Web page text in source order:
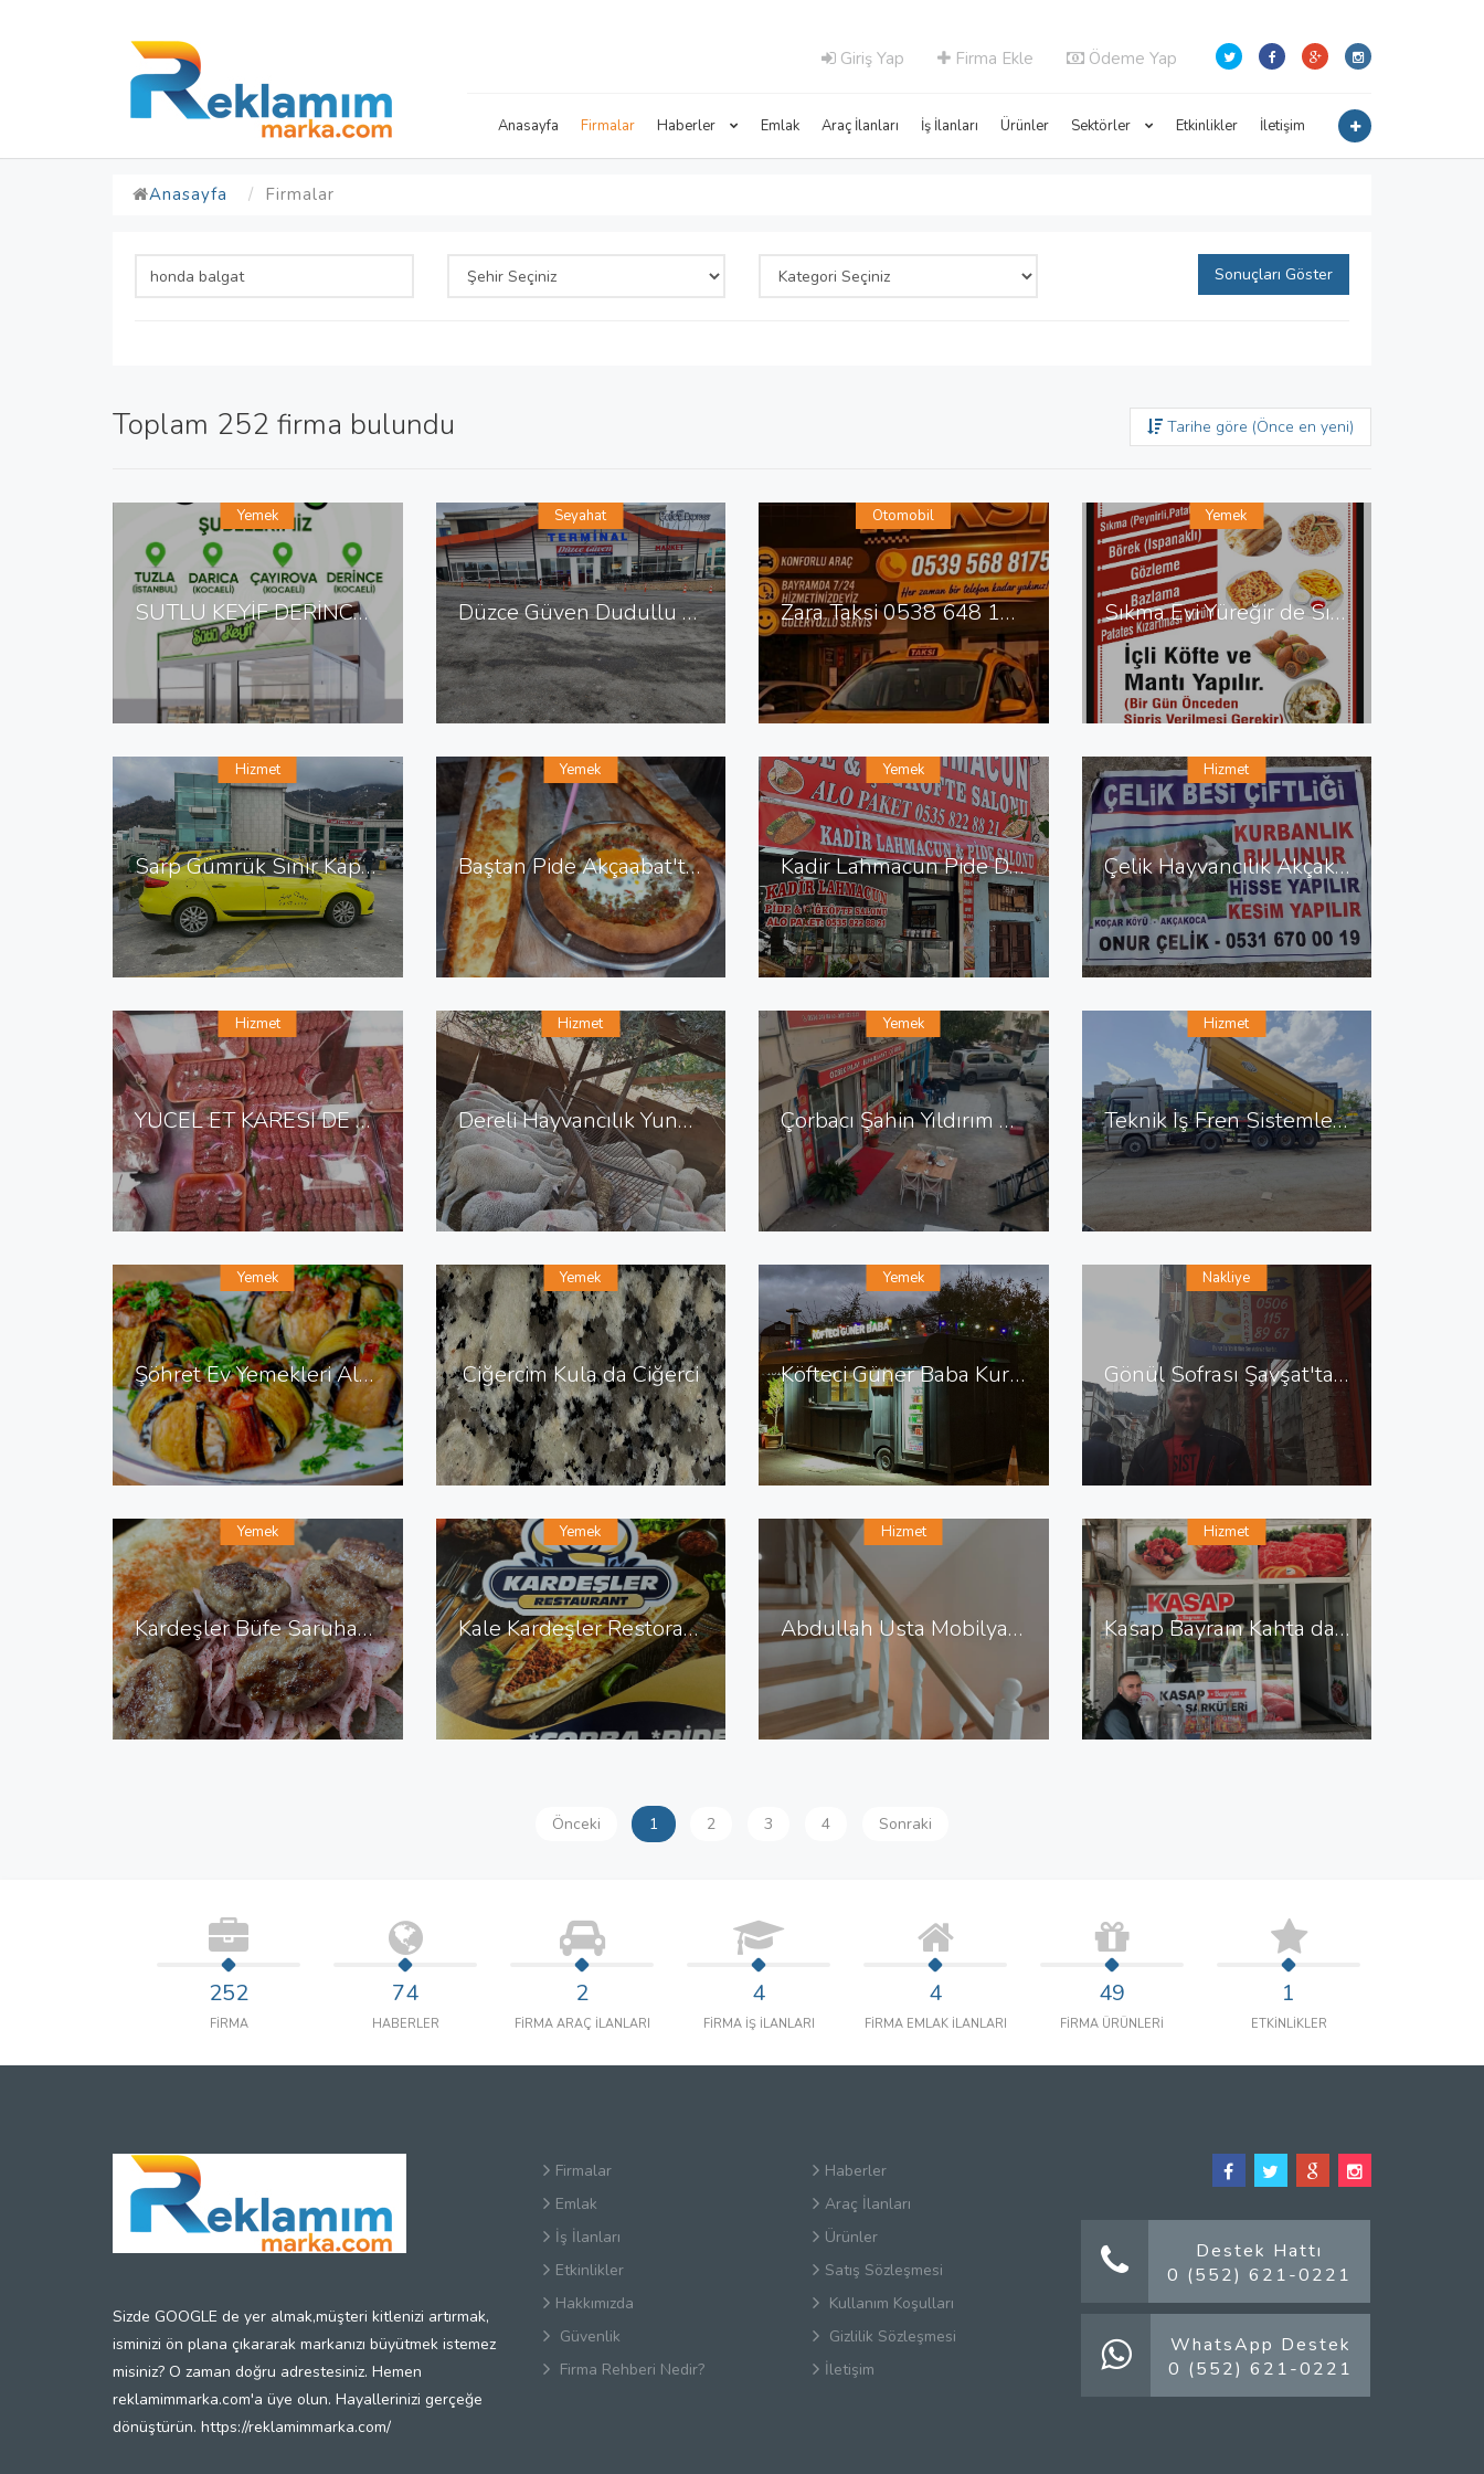
Giriş Yap Firma Ekle Ödeme Yap
Anasayfa Firmalar Haberler Emlak Araç İlanları İş İlanları Ürünler Sektörler Etkinlikler İletişim
Anasayfa Firmalar
Sonuçları Göster
Toplam 252 firma bulundu Tarihe göre (Önce en yeni)
SÜTLÜ KEYİF DERİNCE DE TATLI SALONU
Yemek
Düzce Güven Dudullu Terminali
Seyahat
Zara Taksi 0538 648 12 87 Zara da Taksi
Otomobil
Sıkma Evi Yüreğir de Sıkma Evi
Yemek
Sarp Gümrük Sınır Kapısı Taksi Sarp Sınır Kapısı En Yakın Taksi
Hizmet
Baştan Pide Akçaabat'ta Pide Salonu
Yemek
Kadir Lahmacun Pide Döner Salonu Yenişehir de Lahmacun Pide
Yemek
Çelik Hayvancılık Akçakoca da Hayvancılık Besicilik
Hizmet
YÜCEL ET KARESİ DE ET KASAP
Hizmet
Dereli Hayvancılık Yunus Emre de Hayvancılık Besicilik
Hizmet
Çorbacı Şahin Yıldırım da Çorbacı
Yemek
Teknik İş Fren Sistemleri Erkan Usta Ostim de Fren Tamiri
Hizmet
Şöhret Ev Yemekleri Altınordu da Ev Yemekleri
Yemek
Ciğercim Kula da Ciğerci
Yemek
Köfteci Güner Baba Kurtköy de Köfteci
Yemek
Gönül Sofrası Şavşat'ta Tavuk Döner
Nakliye
Kardeşler Büfe Saruhanlı da Büfe
Yemek
Kale Kardeşler Restoran Pide Çorba Izgara Sulu Yemek
Yemek
Abdullah Usta Mobilya Dekorasyon Sitelerde Mobilya Dekorasyon
Hizmet
Kasap Bayram Kahta da Kasap
Hizmet
Önceki 1 2 3 4 Sonraki
252
FİRMA
74
HABERLER
2
FİRMA ARAÇ İLANLARI
4
FİRMA İŞ İLANLARI
4
FİRMA EMLAK İLANLARI
49
FİRMA ÜRÜNLERİ
1
ETKİNLİKLER
Sizde GOOGLE de yer almak,müşteri kitlenizi artırmak,
isminizi ön plana çıkararak markanızı büyütmek istemez
misiniz? O zaman doğru adrestesiniz. Hemen
reklamimmarka.com'a üye olun. Hayallerinizi gerçeğe
dönüştürün. https://reklamimmarka.com/
Firmalar
Haberler
Emlak
Araç İlanları
İş İlanları
Ürünler
Etkinlikler
Satış Sözleşmesi
Hakkımızda
Kullanım Koşulları
Güvenlik
Gizlilik Sözleşmesi
Firma Rehberi Nedir?
İletişim
Destek Hattı
0 (552) 621-0221
WhatsApp Destek
0 (552) 621-0221